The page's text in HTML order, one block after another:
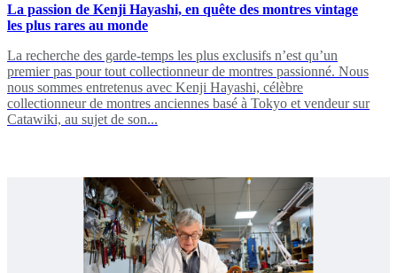
La passion de Kenji Hayashi, en quête des montres vintage
les plus rares au monde
La recherche des garde-temps les plus exclusifs n’est qu’un
premier pas pour tout collectionneur de montres passionné. Nous
nous sommes entretenus avec Kenji Hayashi, célèbre
collectionneur de montres anciennes basé à Tokyo et vendeur sur
Catawiki, au sujet de son...